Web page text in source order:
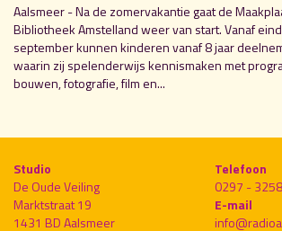
Aalsmeer - Na de zomervakantie gaat de
Bibliotheek Amstelland weer van start. Vanaf
september kunnen kinderen vanaf 8 jaar
waarin zij spelenderwijs kennismaken met
bouwen, fotografie, film en...
Studio
De Oude Veiling
Marktstraat 19
1431 BD Aalsmeer
Telefoon
0297 -
E-mail